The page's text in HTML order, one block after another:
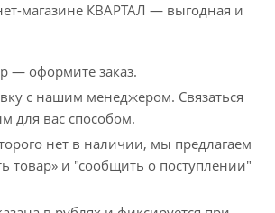
магазине КВАРТАЛ — выгодная и
— оформите заказ.
с нашим менеджером. Связаться
для вас способом.
нет в наличии, мы предлагаем
товар» и "сообщить о поступлении"